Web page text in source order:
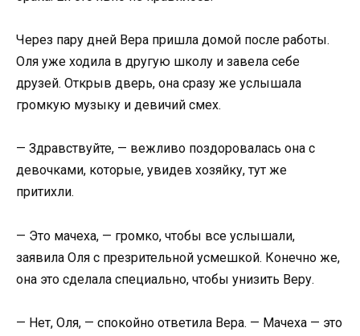
Через пару дней Вера пришла домой после работы.
Оля уже ходила в другую школу и завела себе
друзей. Открыв дверь, она сразу же услышала
громкую музыку и девичий смех.
— Здравствуйте, — вежливо поздоровалась она с
девочками, которые, увидев хозяйку, тут же
притихли.
— Это мачеха, — громко, чтобы все услышали,
заявила Оля с презрительной усмешкой. Конечно же,
она это сделала специально, чтобы унизить Веру.
— Нет, Оля, — спокойно ответила Вера. — Мачеха — это